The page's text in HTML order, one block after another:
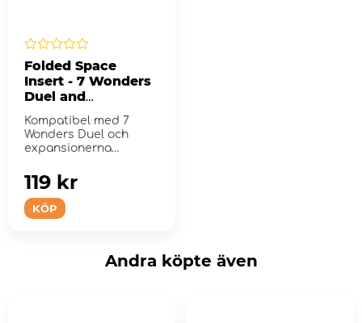
Folded Space
Insert - 7 Wonders
Duel and
Kompatibel med 7
Wonders Duel och
expansionerna
KÖP
119 kr
Andra köpte även